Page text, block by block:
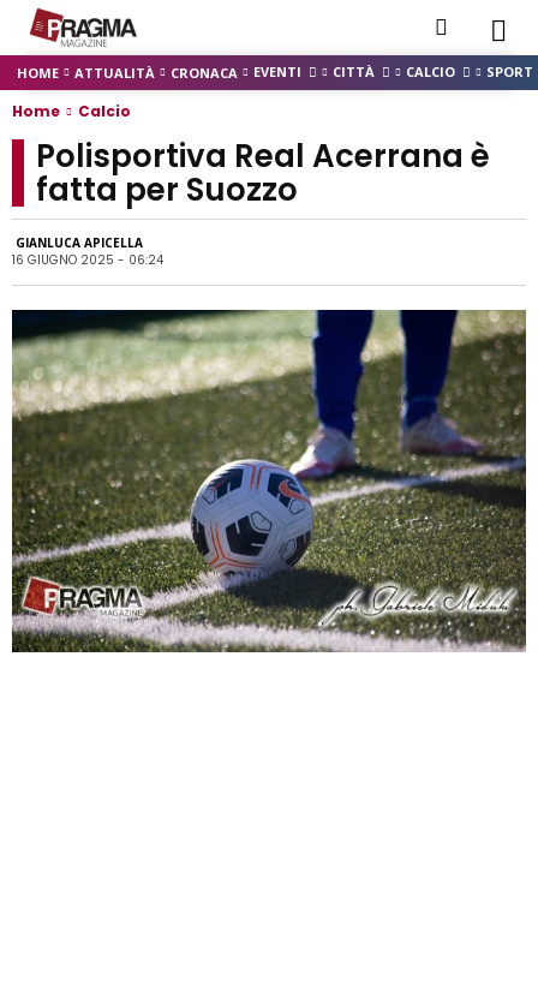
HOME ATTUALITÀ CRONACA EVENTI CITTÀ CALCIO SPORT
Home Calcio
Polisportiva Real Acerrana è
fatta per Suozzo
GIANLUCA APICELLA
16 GIUGNO 2025 - 06:24